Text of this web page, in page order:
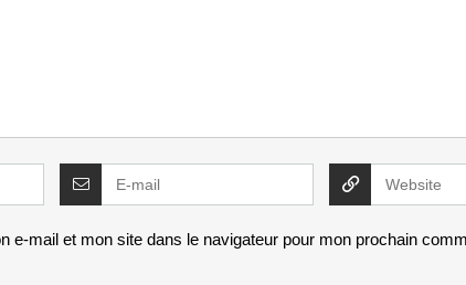
e-mail et mon site dans le navigateur pour mon prochain